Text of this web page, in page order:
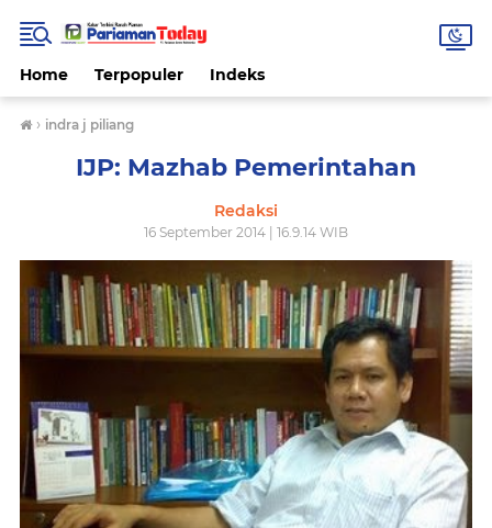
Home Terpopuler Indeks
› indra j piliang
IJP: Mazhab Pemerintahan
Redaksi
16 September 2014 | 16.9.14 WIB